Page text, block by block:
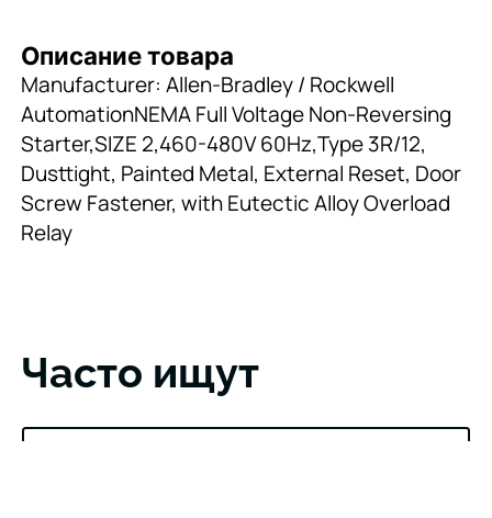
Описание товара
Manufacturer: Allen-Bradley / Rockwell
AutomationNEMA Full Voltage Non-Reversing
Starter,SIZE 2,460-480V 60Hz,Type 3R/12,
Dusttight, Painted Metal, External Reset, Door
Screw Fastener, with Eutectic Alloy Overload
Relay
Часто ищут